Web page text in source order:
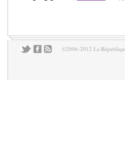
©2006-2012 La